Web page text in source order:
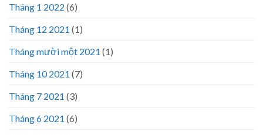
Tháng 1 2022 (6)
Tháng 12 2021 (1)
Tháng mười một 2021 (1)
Tháng 10 2021 (7)
Tháng 7 2021 (3)
Tháng 6 2021 (6)